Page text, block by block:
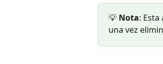
💡 Nota:
una vez